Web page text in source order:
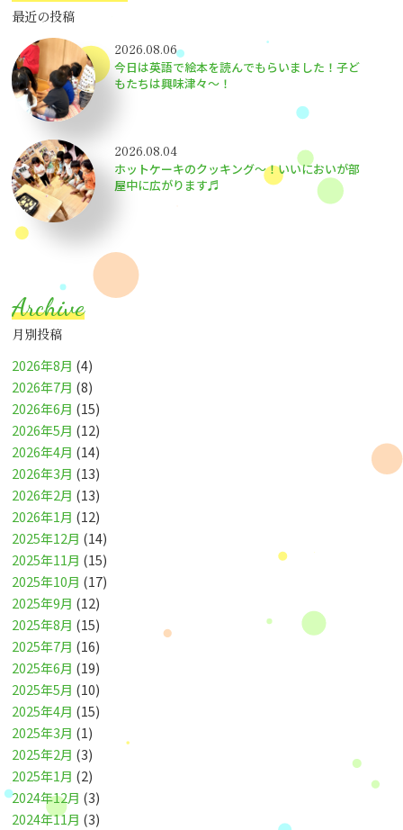
最近の投稿
2026.08.06
今日は英語で絵本を読んでもらいました！子ど
もたちは興味津々〜！
2026.08.04
ホットケーキのクッキング～！いいにおいが部
屋中に広がります♬
Archive
月別投稿
2026年8月 (4)
2026年7月 (8)
2026年6月 (15)
2026年5月 (12)
2026年4月 (14)
2026年3月 (13)
2026年2月 (13)
2026年1月 (12)
2025年12月 (14)
2025年11月 (15)
2025年10月 (17)
2025年9月 (12)
2025年8月 (15)
2025年7月 (16)
2025年6月 (19)
2025年5月 (10)
2025年4月 (15)
2025年3月 (1)
2025年2月 (3)
2025年1月 (2)
2024年12月 (3)
2024年11月 (3)